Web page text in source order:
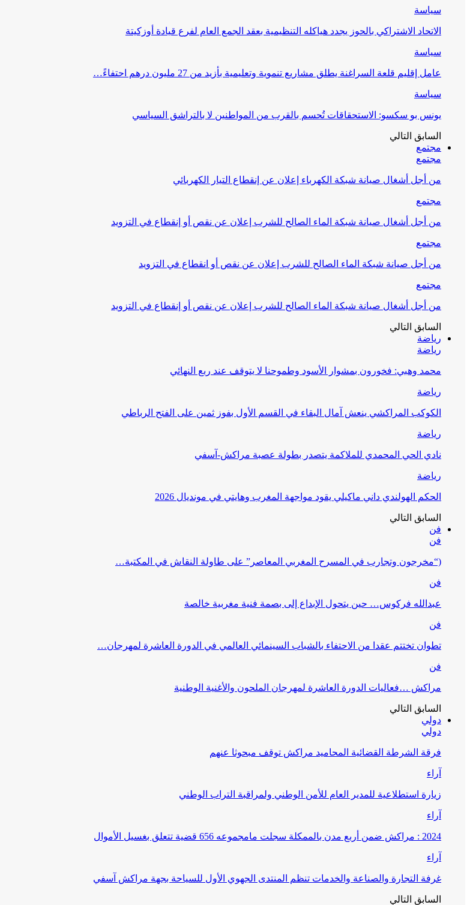
سياسة
الاتحاد الاشتراكي بالحوز يجدد هياكله التنظيمية بعقد الجمع العام لفرع قيادة أوزكيتة
سياسة
عامل إقليم قلعة السراغنة يطلق مشاريع تنموية وتعليمية بأزيد من 27 مليون درهم احتفاءً…
سياسة
يونس بو سكسو: الاستحقاقات تُحسم بالقرب من المواطنين لا بالتراشق السياسي
السابق التالي
مجتمع
مجتمع
من أجل أشغال صيانة شبكة الكهرباء إعلان عن إنقطاع التيار الكهربائي
مجتمع
من أجل أشغال صيانة شبكة الماء الصالح للشرب إعلان عن نقص أو إنقطاع في التزويد
مجتمع
من أجل صيانة شبكة الماء الصالح للشرب إعلان عن نقص أو انقطاع في التزويد
مجتمع
من أجل أشغال صيانة شبكة الماء الصالح للشرب إعلان عن نقص أو إنقطاع في التزويد
السابق التالي
رياضة
رياضة
محمد وهبي: فخورون بمشوار الأسود وطموحنا لا يتوقف عند ربع النهائي
رياضة
الكوكب المراكشي ينعش آمال البقاء في القسم الأول بفوز ثمين على الفتح الرباطي
رياضة
نادي الحي المحمدي للملاكمة يتصدر بطولة عصبة مراكش-آسفي
رياضة
الحكم الهولندي داني ماكيلي يقود مواجهة المغرب وهايتي في مونديال 2026
السابق التالي
فن
فن
(“مخرجون وتجارب في المسرح المغربي المعاصر” على طاولة النقاش في المكتبة…
فن
عبدالله فركوس… حين يتحول الإبداع إلى بصمة فنية مغربية خالصة
فن
تطوان تختتم عقدا من الاحتفاء بالشباب السينمائي العالمي في الدورة العاشرة لمهرجان…
فن
مراكش …فعاليات الدورة العاشرة لمهرجان الملحون والأغنية الوطنية
السابق التالي
دولي
دولي
فرقة الشرطة القضائية المحاميد مراكش توقف مبحوثا عنهم
آراء
زيارة استطلاعية للمدير العام للأمن الوطني ولمراقبة التراب الوطني
آراء
2024 : مراكش ضمن أربع مدن بالممكلة سجلت مامجموعه 656 قضية تتعلق بغسيل الأموال
آراء
غرفة التجارة والصناعة والخدمات تنظم المنتدى الجهوي الأول للسياحة بجهة مراكش آسفي
السابق التالي